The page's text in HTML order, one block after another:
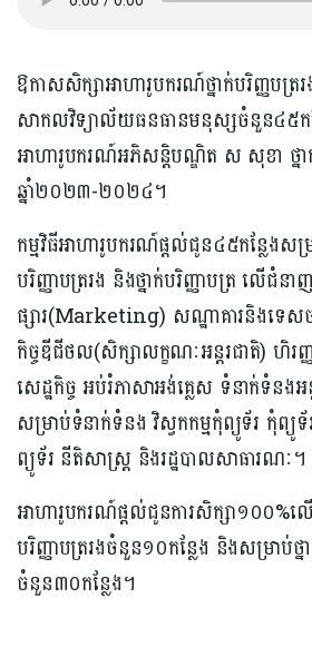
ឱកាសសិក្សាអាហារូបករណ៍ថ្នាក់បរិញ្ញបត្ររ
សាកលវិទ្យាល័យធនធានមនុស្សចំនួន៤៥កន្
អាហារូបករណ៍អភិសន្តិបណ្ឌិត ស សុខា ថ្នា
ឆ្នាំ២០២៣-២០២៤។
កម្មវិធីអាហារូបករណ៍ផ្ដល់ជូន៤៥កន្លែងសម្រ
បរិញ្ញាបត្ររង និងថ្នាក់បរិញ្ញាបត្រ លើជំ
ផ្សារ(Marketing) សណ្ឋាគារនិងទេ
កិច្ចឌីជីថល(សិក្សាលក្ខណៈអន្តរជាតិ) ហិរញ្
សេដ្ឋកិច្ច អប់រំភាសាអង់គ្លេស ទំនាក់ទំនងអ
សម្រាប់ទំនាក់ទំនង វិស្វកកម្មកុំព្យូទ័រ កុំព្យូទ័
ព្យូទ័រ នីតិសាស្ត្រ និងរដ្ឋបាលសាធារណៈ។
អាហារូបករណ៍ផ្ដល់ជូនការសិក្សា១០០%លើ
បរិញ្ញាបត្ររងចំនួន១០កន្លែង និងសម្រាប់ថ្ន
ចំនួន៣០កន្លែង។